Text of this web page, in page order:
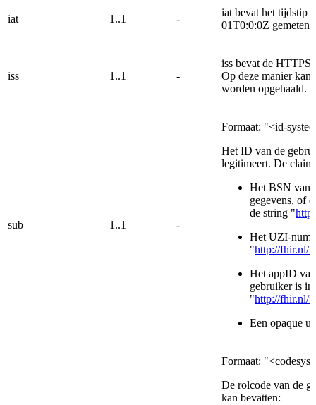
iat 1..1 -
iat bevat het tijdstip
01T0:0:0Z gemeten
iss 1..1 -
iss bevat de
Op deze manier kan
worden opgehaald.
sub 1..1 -
Formaat: "<id-
Het ID van de
legitimeert. De claim
Het BSN van
gegevens, of
de string "
Het UZI-
"http://fhir.nl/
Het appID
gebruiker is
"http://fhir.nl/
Een opaque
Formaat:
De rolcode van de
kan bevatten: